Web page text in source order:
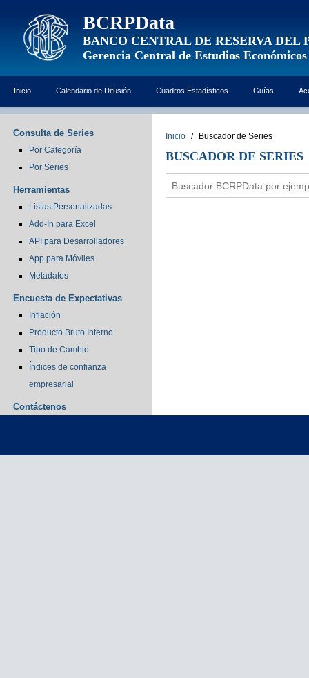
BCRPData
BANCO CENTRAL DE RESERVA DEL
Gerencia Central de Estudios Económicos
Inicio Calendario de Difusión Cuadros Estadísticos Guías
Consulta de Series
Por Categoría
Por Series
Herramientas
Listas Personalizadas
Add-In para Excel
API para Desarrolladores
App para Móviles
Metadatos
Encuesta de Expectativas
Inflación
Producto Bruto Interno
Tipo de Cambio
Índices de confianza
empresarial
Contáctenos
Inicio / Buscador de Series
BUSCADOR DE SERIES